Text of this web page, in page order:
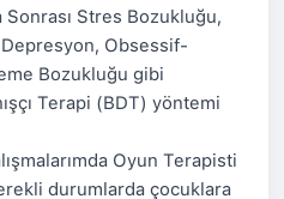
Sonrası Stres Bozukluğu,
Depresyon, Obsessif-
Bozukluğu gibi
Terapi (BDT) yöntemi
Oyun Terapisti
durumlarda çocuklara